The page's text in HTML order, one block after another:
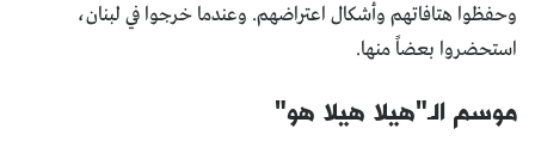
وحفظوا هتافاتهم وأشكال اعتراضهم. وعندما خرجوا في لبنان،
استحضروا بعضاً منها.
موسم الـ"هيلا هيلا هو"